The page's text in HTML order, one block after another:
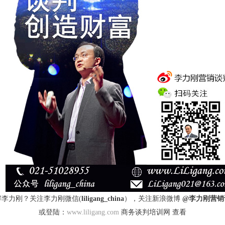
力刚？关注李力刚微信(liligang_china），关注新浪微博 @李力刚营
或登陆： www.liligang.com 商务谈判培训网 查看